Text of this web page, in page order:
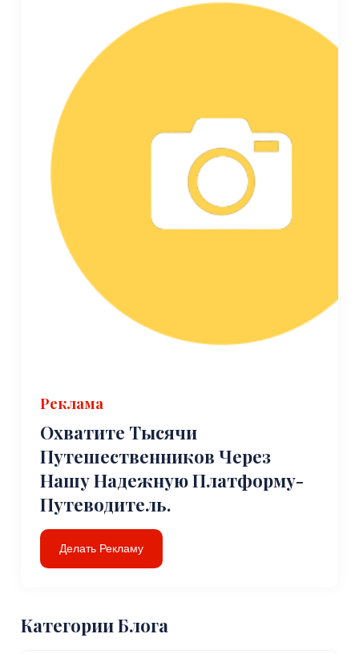
Реклама
Охватите Тысячи
Путешественников Через
Нашу Надежную Платформу-
Путеводитель.
Делать Рекламу
Категории Блога